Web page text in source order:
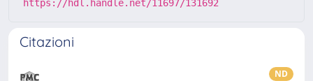
https://hdl.handle.net/11697/131692
Citazioni
ND